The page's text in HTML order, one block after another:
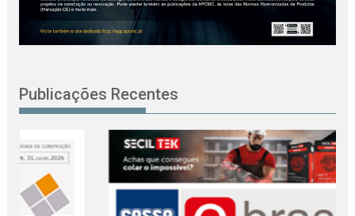
Publicações Recentes